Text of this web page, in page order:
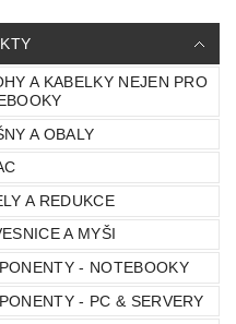
A KABELKY NEJEN PRO
A OBALY
A REDUKCE
A MYŠI
- NOTEBOOKY
- PC & SERVERY